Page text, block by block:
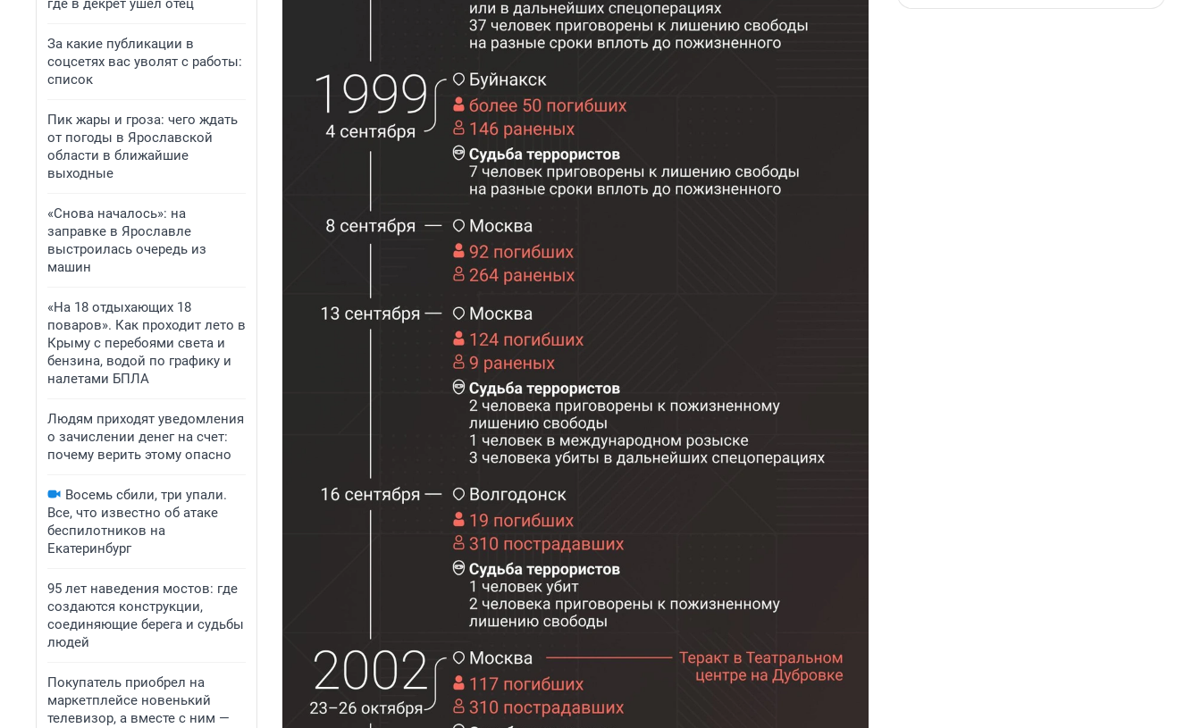
где в декрет ушел отец
За какие публикации в
соцсетях вас уволят с работы:
список
Пик жары и гроза: чего ждать
от погоды в Ярославской
области в ближайшие
выходные
«Снова началось»: на
заправке в Ярославле
выстроилась очередь из
машин
«На 18 отдыхающих 18
поваров». Как проходит лето в
Крыму с перебоями света и
бензина, водой по графику и
налетами БПЛА
Людям приходят уведомления
о зачислении денег на счет:
почему верить этому опасно
Восемь сбили, три упали.
Все, что известно об атаке
беспилотников на
Екатеринбург
95 лет наведения мостов: где
создаются конструкции,
соединяющие берега и судьбы
людей
Покупатель приобрел на
маркетплейсе новенький
телевизор, а вместе с ним —